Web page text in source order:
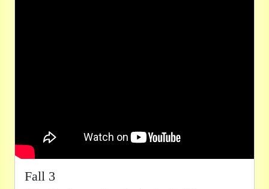
Fall 3